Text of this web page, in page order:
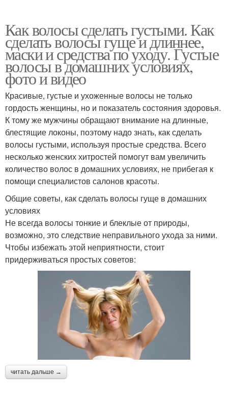
Как волосы сделать густыми. Как
сделать волосы гуще и длиннее,
маски и средства по уходу. Густые
волосы в домашних условиях,
фото и видео
Красивые, густые и ухоженные волосы не только
гордость женщины, но и показатель состояния здоровья.
К тому же мужчины обращают внимание на длинные,
блестящие локоны, поэтому надо знать, как сделать
волосы густыми, используя простые средства. Всего
несколько женских хитростей помогут вам увеличить
количество волос в домашних условиях, не прибегая к
помощи специалистов салонов красоты.
Общие советы, как сделать волосы гуще в домашних
условиях
Не всегда волосы тонкие и блеклые от природы,
возможно, это следствие неправильного ухода за ними.
Чтобы избежать этой неприятности, стоит
придерживаться простых советов:
читать дальше →